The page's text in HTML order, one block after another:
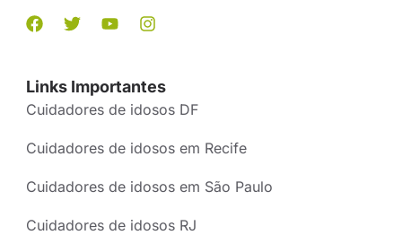
Links Importantes
Cuidadores de idosos DF
Cuidadores de idosos em Recife
Cuidadores de idosos em São Paulo
Cuidadores de idosos RJ